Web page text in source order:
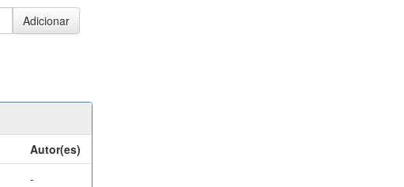
Autor(es)
-